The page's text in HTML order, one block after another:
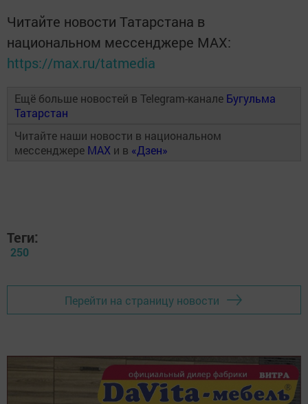
Читайте новости Татарстана в
национальном мессенджере MАХ:
https://max.ru/tatmedia
Ещё больше новостей в Telegram-канале Бугульма
Татарстан
Читайте наши новости в национальном
мессенджере MAX и в «Дзен»
Теги:
250
Перейти на страницу новости